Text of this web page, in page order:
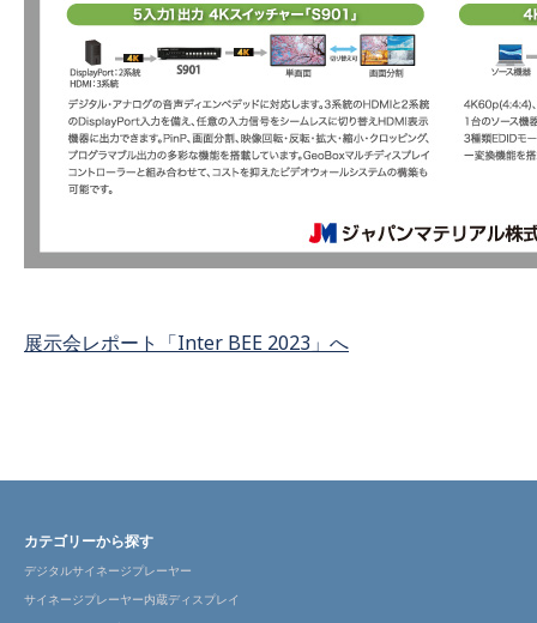
展示会レポート「Inter BEE 2023」へ
カテゴリーから探す
デジタルサイネージプレーヤー
サイネージプレーヤー内蔵ディスプレイ